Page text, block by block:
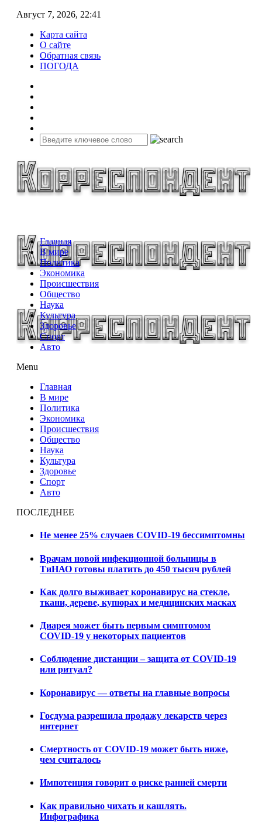
Август 7, 2026, 22:41
Карта сайта
О сайте
Обратная связь
ПОГОДА
Главная
В мире
Политика
Экономика
Происшествия
Общество
Наука
Культура
Здоровье
Спорт
Авто
Menu
Главная
В мире
Политика
Экономика
Происшествия
Общество
Наука
Культура
Здоровье
Спорт
Авто
ПОСЛЕДНЕЕ
Не менее 25% случаев COVID-19 бессимптомны
Врачам новой инфекционной больницы в
ТиНАО готовы платить до 450 тысяч рублей
Как долго выживает коронавирус на стекле,
ткани, дереве, купюрах и медицинских масках
Диарея может быть первым симптомом
COVID-19 у некоторых пациентов
Соблюдение дистанции – защита от COVID-19
или ритуал?
Коронавирус — ответы на главные вопросы
Госдума разрешила продажу лекарств через
интернет
Смертность от COVID-19 может быть ниже,
чем считалось
Импотенция говорит о риске ранней смерти
Как правильно чихать и кашлять.
Инфографика